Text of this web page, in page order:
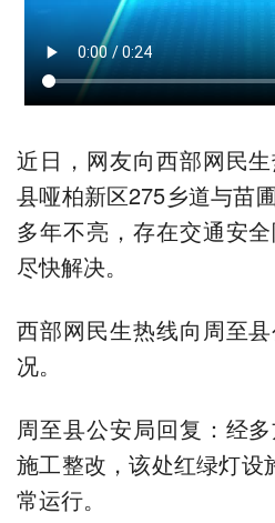
近日，网友向西部网民
县哑柏新区275乡道与苗
多年不亮，存在交通安
尽快解决。
西部网民生热线向周至
况。
周至县公安局回复：经
施工整改，该处红绿灯设
常运行。